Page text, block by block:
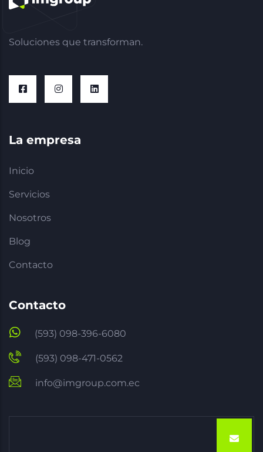
Soluciones que transforman.
La empresa
Inicio
Servicios
Nosotros
Blog
Contacto
Contacto
(593) 098-396-6080
(593) 098-471-0562
info@imgroup.com.ec